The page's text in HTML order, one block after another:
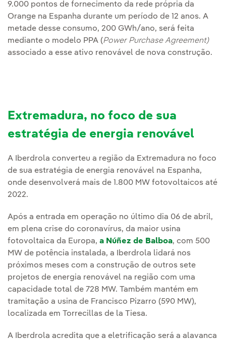
9.000 pontos de fornecimento da rede própria da
Orange na Espanha durante um período de 12 anos. A
metade desse consumo, 200 GWh/ano, será feita
mediante o modelo PPA (Power Purchase Agreement)
associado a esse ativo renovável de nova construção.
Extremadura, no foco de sua
estratégia de energia renovável
A Iberdrola converteu a região da Extremadura no foco
de sua estratégia de energia renovável na Espanha,
onde desenvolverá mais de 1.800 MW fotovoltaicos até
2022.
Após a entrada em operação no último dia 06 de abril,
em plena crise do coronavírus, da maior usina
fotovoltaica da Europa, a Núñez de Balboa, com 500
MW de potência instalada, a Iberdrola lidará nos
próximos meses com a construção de outros sete
projetos de energia renovável na região com uma
capacidade total de 728 MW. Também mantém em
tramitação a usina de Francisco Pizarro (590 MW),
localizada em Torrecillas de la Tiesa.
A Iberdrola acredita que a eletrificação será a alavanca